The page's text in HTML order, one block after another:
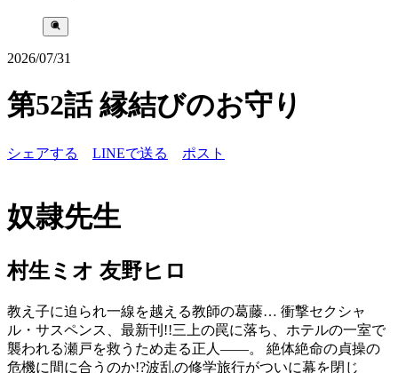
2026/07/31
第52話 縁結びのお守り
シェアする LINEで送る ポスト
奴隷先生
村生ミオ 友野ヒロ
教え子に迫られ一線を越える教師の葛藤… 衝撃セクシャ
ル・サスペンス、最新刊!!三上の罠に落ち、ホテルの一室で
襲われる瀬戸を救うため走る正人――。 絶体絶命の貞操の
危機に間に合うのか!?波乱の修学旅行がついに幕を閉じ